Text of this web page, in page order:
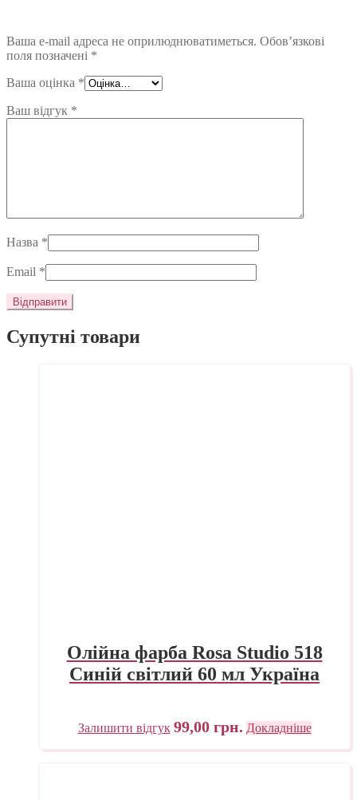
Ваша e-mail адреса не оприлюднюватиметься. Обов’язкові
поля позначені *
Ваша оцінка *
Ваш відгук *
Назва *
Email *
Супутні товари
Олійна фарба Rosa Studio 518
Синій світлий 60 мл Україна
Залишити відгук 99,00 грн. Докладніше